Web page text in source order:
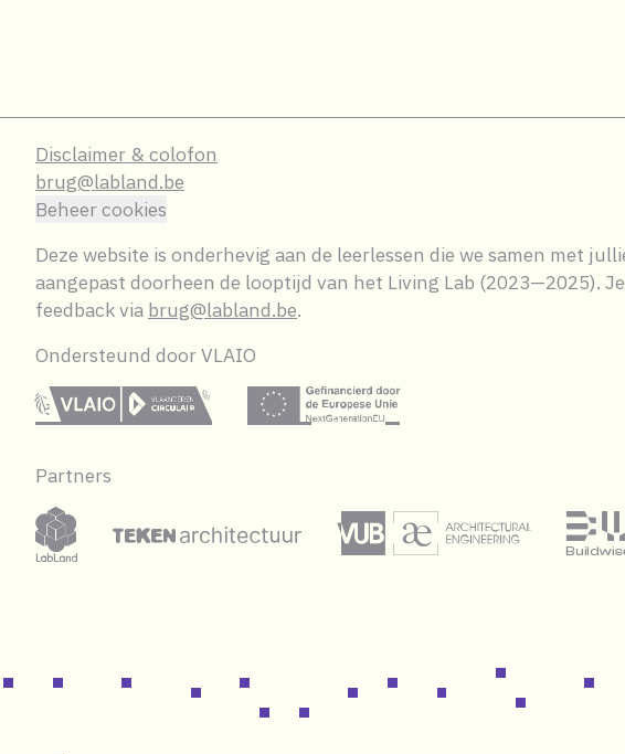
Disclaimer & colofon
brug@labland.be
Beheer cookies
Deze website is onderhevig aan de leerlessen die we samen met
aangepast doorheen de looptijd van het Living Lab (2023—2025).
feedback via brug@labland.be.
Ondersteund door VLAIO
vlaio eu
Partners
labland teken vubae